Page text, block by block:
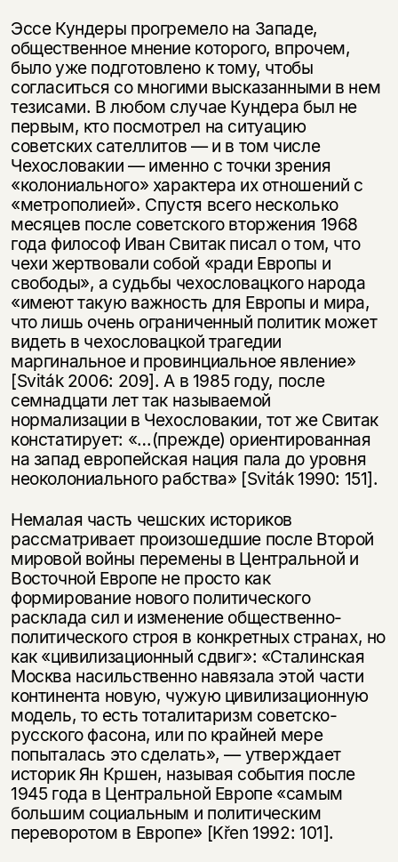
Эссе Кундеры прогремело на Западе,
общественное мнение которого, впрочем,
было уже подготовлено к тому, чтобы
согласиться со многими высказанными в нем
тезисами. В любом случае Кундера был не
первым, кто посмотрел на ситуацию
советских сателлитов — и в том числе
Чехословакии — именно с точки зрения
«колониального» характера их отношений с
«метрополией». Спустя всего несколько
месяцев после советского вторжения 1968
года философ Иван Свитак писал о том, что
чехи жертвовали собой «ради Европы и
свободы», а судьбы чехословацкого народа
«имеют такую важность для Европы и мира,
что лишь очень ограниченный политик может
видеть в чехословацкой трагедии
маргинальное и провинциальное явление»
[Sviták 2006: 209]. А в 1985 году, после
семнадцати лет так называемой
нормализации в Чехословакии, тот же Свитак
констатирует: «…(прежде) ориентированная
на запад европейская нация пала до уровня
неоколониального рабства» [Sviták 1990: 151].
Немалая часть чешских историков
рассматривает произошедшие после Второй
мировой войны перемены в Центральной и
Восточной Европе не просто как
формирование нового политического
расклада сил и изменение общественно-
политического строя в конкретных странах, но
как «цивилизационный сдвиг»: «Сталинская
Москва насильственно навязала этой части
континента новую, чужую цивилизационную
модель, то есть тоталитаризм советско-
русского фасона, или по крайней мере
попыталась это сделать», — утверждает
историк Ян Кршен, называя события после
1945 года в Центральной Европе «самым
большим социальным и политическим
переворотом в Европе» [Křen 1992: 101].